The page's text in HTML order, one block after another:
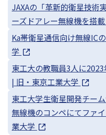
JAXAの「革新的衛星技術
ーズドアレー無線機を搭
Ka帯衛星通信向け無線IC
学
東工大の教職員3人に
| 旧・東京工業大学
東工大学生衛星開発チー
無線機のコンペにてファ
業大学